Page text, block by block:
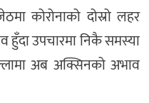
कोरोनाको दोस्रो लहर
उपचारमा निकै समस्या
अब अक्सिनको अभाव